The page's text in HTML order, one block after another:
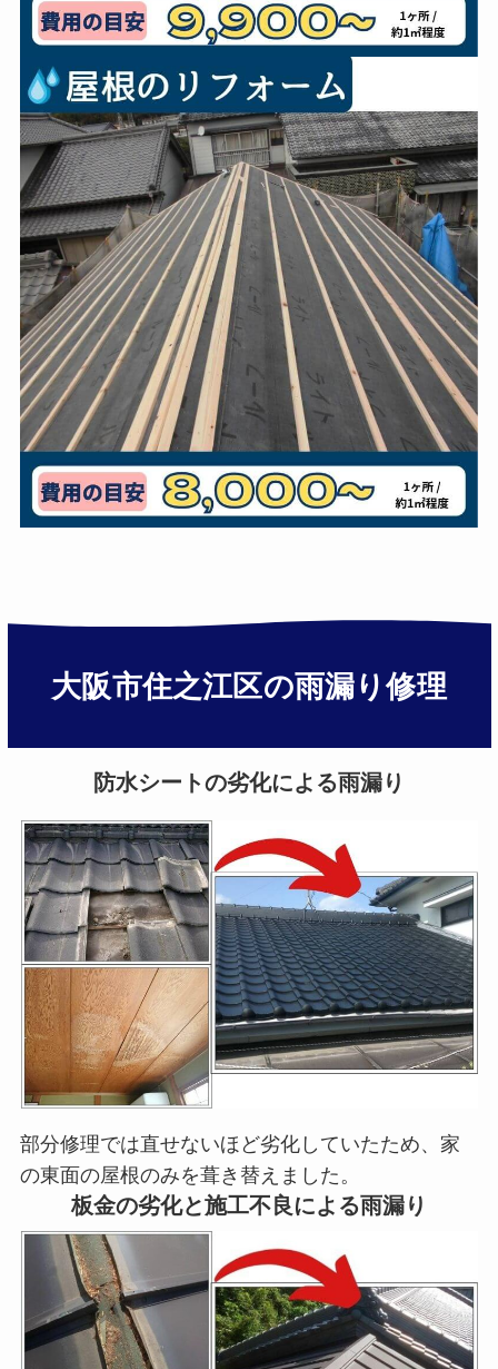
大阪市住之江区の雨漏り修理
防水シートの劣化による雨漏り
部分修理では直せないほど劣化していたため、家
の東面の屋根のみを葺き替えました。
板金の劣化と施工不良による雨漏り